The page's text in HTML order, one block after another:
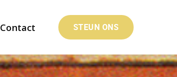
Contact STEUN ONS